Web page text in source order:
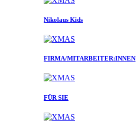
Nikolaus Kids
FIRMA/MITARBEITER:INNEN
FÜR SIE